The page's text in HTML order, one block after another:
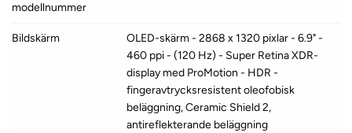
modellnummer
Bildskärm
OLED-skärm - 2868 x 1320 pixlar - 6.9" -
460 ppi - (120 Hz) - Super Retina XDR-
display med ProMotion - HDR -
fingeravtrycksresistent oleofobisk
beläggning, Ceramic Shield 2,
antireflekterande beläggning